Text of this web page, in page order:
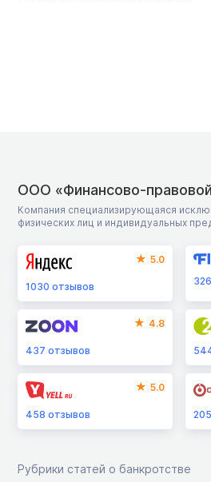
ООО «Финансово-
Компания специализирующаяся
физических лиц и индивидуальных
5.0
1030 отзывов
4.8
437 отзывов
5.0
458 отзывов
Рубрики статей о банкротстве